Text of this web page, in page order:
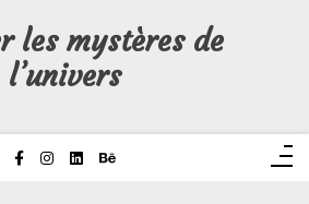
les mystères de
l’univers